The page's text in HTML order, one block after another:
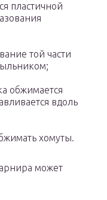
пластичной
той части
обжимается
вдоль
хомуты.
может